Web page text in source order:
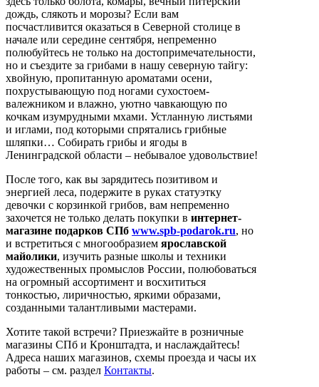
дождь, слякоть и морозы? Если вам
посчастливится оказаться в Северной столице в
начале или середине сентября, непременно
полюбуйтесь не только на достопримечательности,
но и съездите за грибами в нашу северную тайгу:
хвойную, пропитанную ароматами осени,
похрустывающую под ногами сухостоем-
валежником и влажно, уютно чавкающую по
кочкам изумрудными мхами. Устланную листьями
и иглами, под которыми спрятались грибные
шляпки… Собирать грибы и ягоды в
Ленинградской области – небывалое удовольствие!
После того, как вы зарядитесь позитивом и
энергией леса, подержите в руках статуэтку
девочки с корзинкой грибов, вам непременно
захочется не только делать покупки в интернет-
магазине подарков СПб www.spb-podarok.ru, но
и встретиться с многообразием ярославской
майолики, изучить разные школы и техники
художественных промыслов России, полюбоваться
на огромный ассортимент и восхититься
тонкостью, лиричностью, яркими образами,
созданными талантливыми мастерами.
Хотите такой встречи? Приезжайте в розничные
магазины СПб и Кронштадта, и наслаждайтесь!
Адреса наших магазинов, схемы проезда и часы их
работы – см. раздел Контакты.